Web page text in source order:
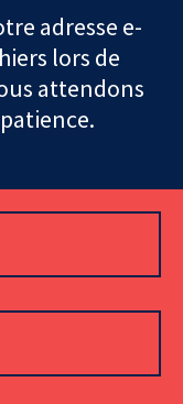
adresse e-
lors de
attendons